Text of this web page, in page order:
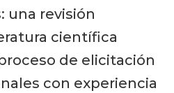
una revisión
científica
de elicitación
con experiencia